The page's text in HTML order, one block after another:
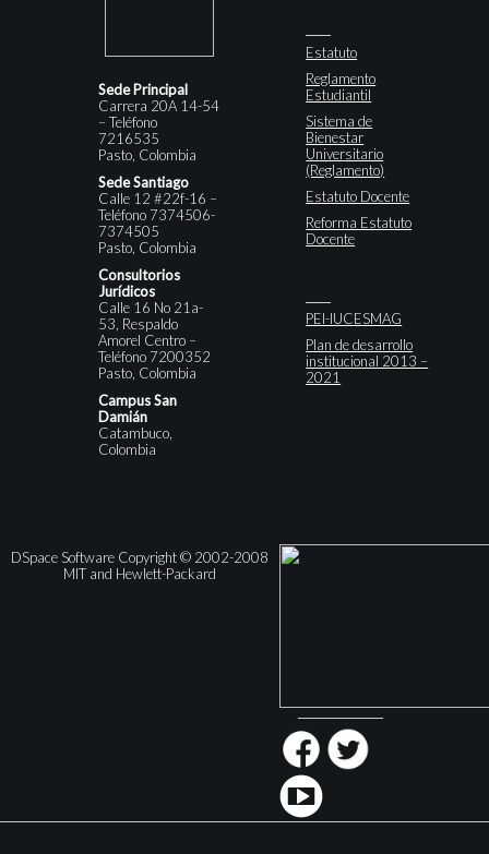
Sede Principal
Carrera 20A 14-54
– Teléfono
7216535
Pasto, Colombia
Sede Santiago
Calle 12 #22f-16 –
Teléfono 7374506-
7374505
Pasto, Colombia
Consultorios
Jurídicos
Calle 16 No 21a-
53, Respaldo
Amorel Centro –
Teléfono 7200352
Pasto, Colombia
Campus San
Damián
Catambuco,
Colombia
Estatuto
Reglamento
Estudiantil
Sistema de
Bienestar
Universitario
(Reglamento)
Estatuto Docente
Reforma Estatuto
Docente
PEI-IUCESMAG
Plan de desarrollo
institucional 2013 –
2021
DSpace Software Copyright © 2002-2008
MIT and Hewlett-Packard